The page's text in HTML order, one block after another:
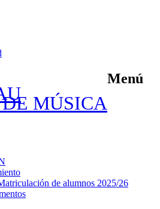
MÚSICA
Menú
de alumnos 2025/26